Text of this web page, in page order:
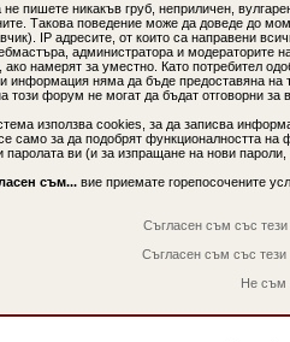
пишете никакъв груб, неприличен,
Такова поведение може да доведе до
IP адресите, от които са направени
администратора и модераторите
ако намерят за уместно. Като потребител
информация няма да бъде предоставяна
този форум не могат да бъдат отговорни за
използва cookies, за да записва
само за да подобрят функционалността
паролата ви (и за изпращане на нови
съм... вие приемате горепосочените
Съгласен съм със
Съгласен съм със
Не съм